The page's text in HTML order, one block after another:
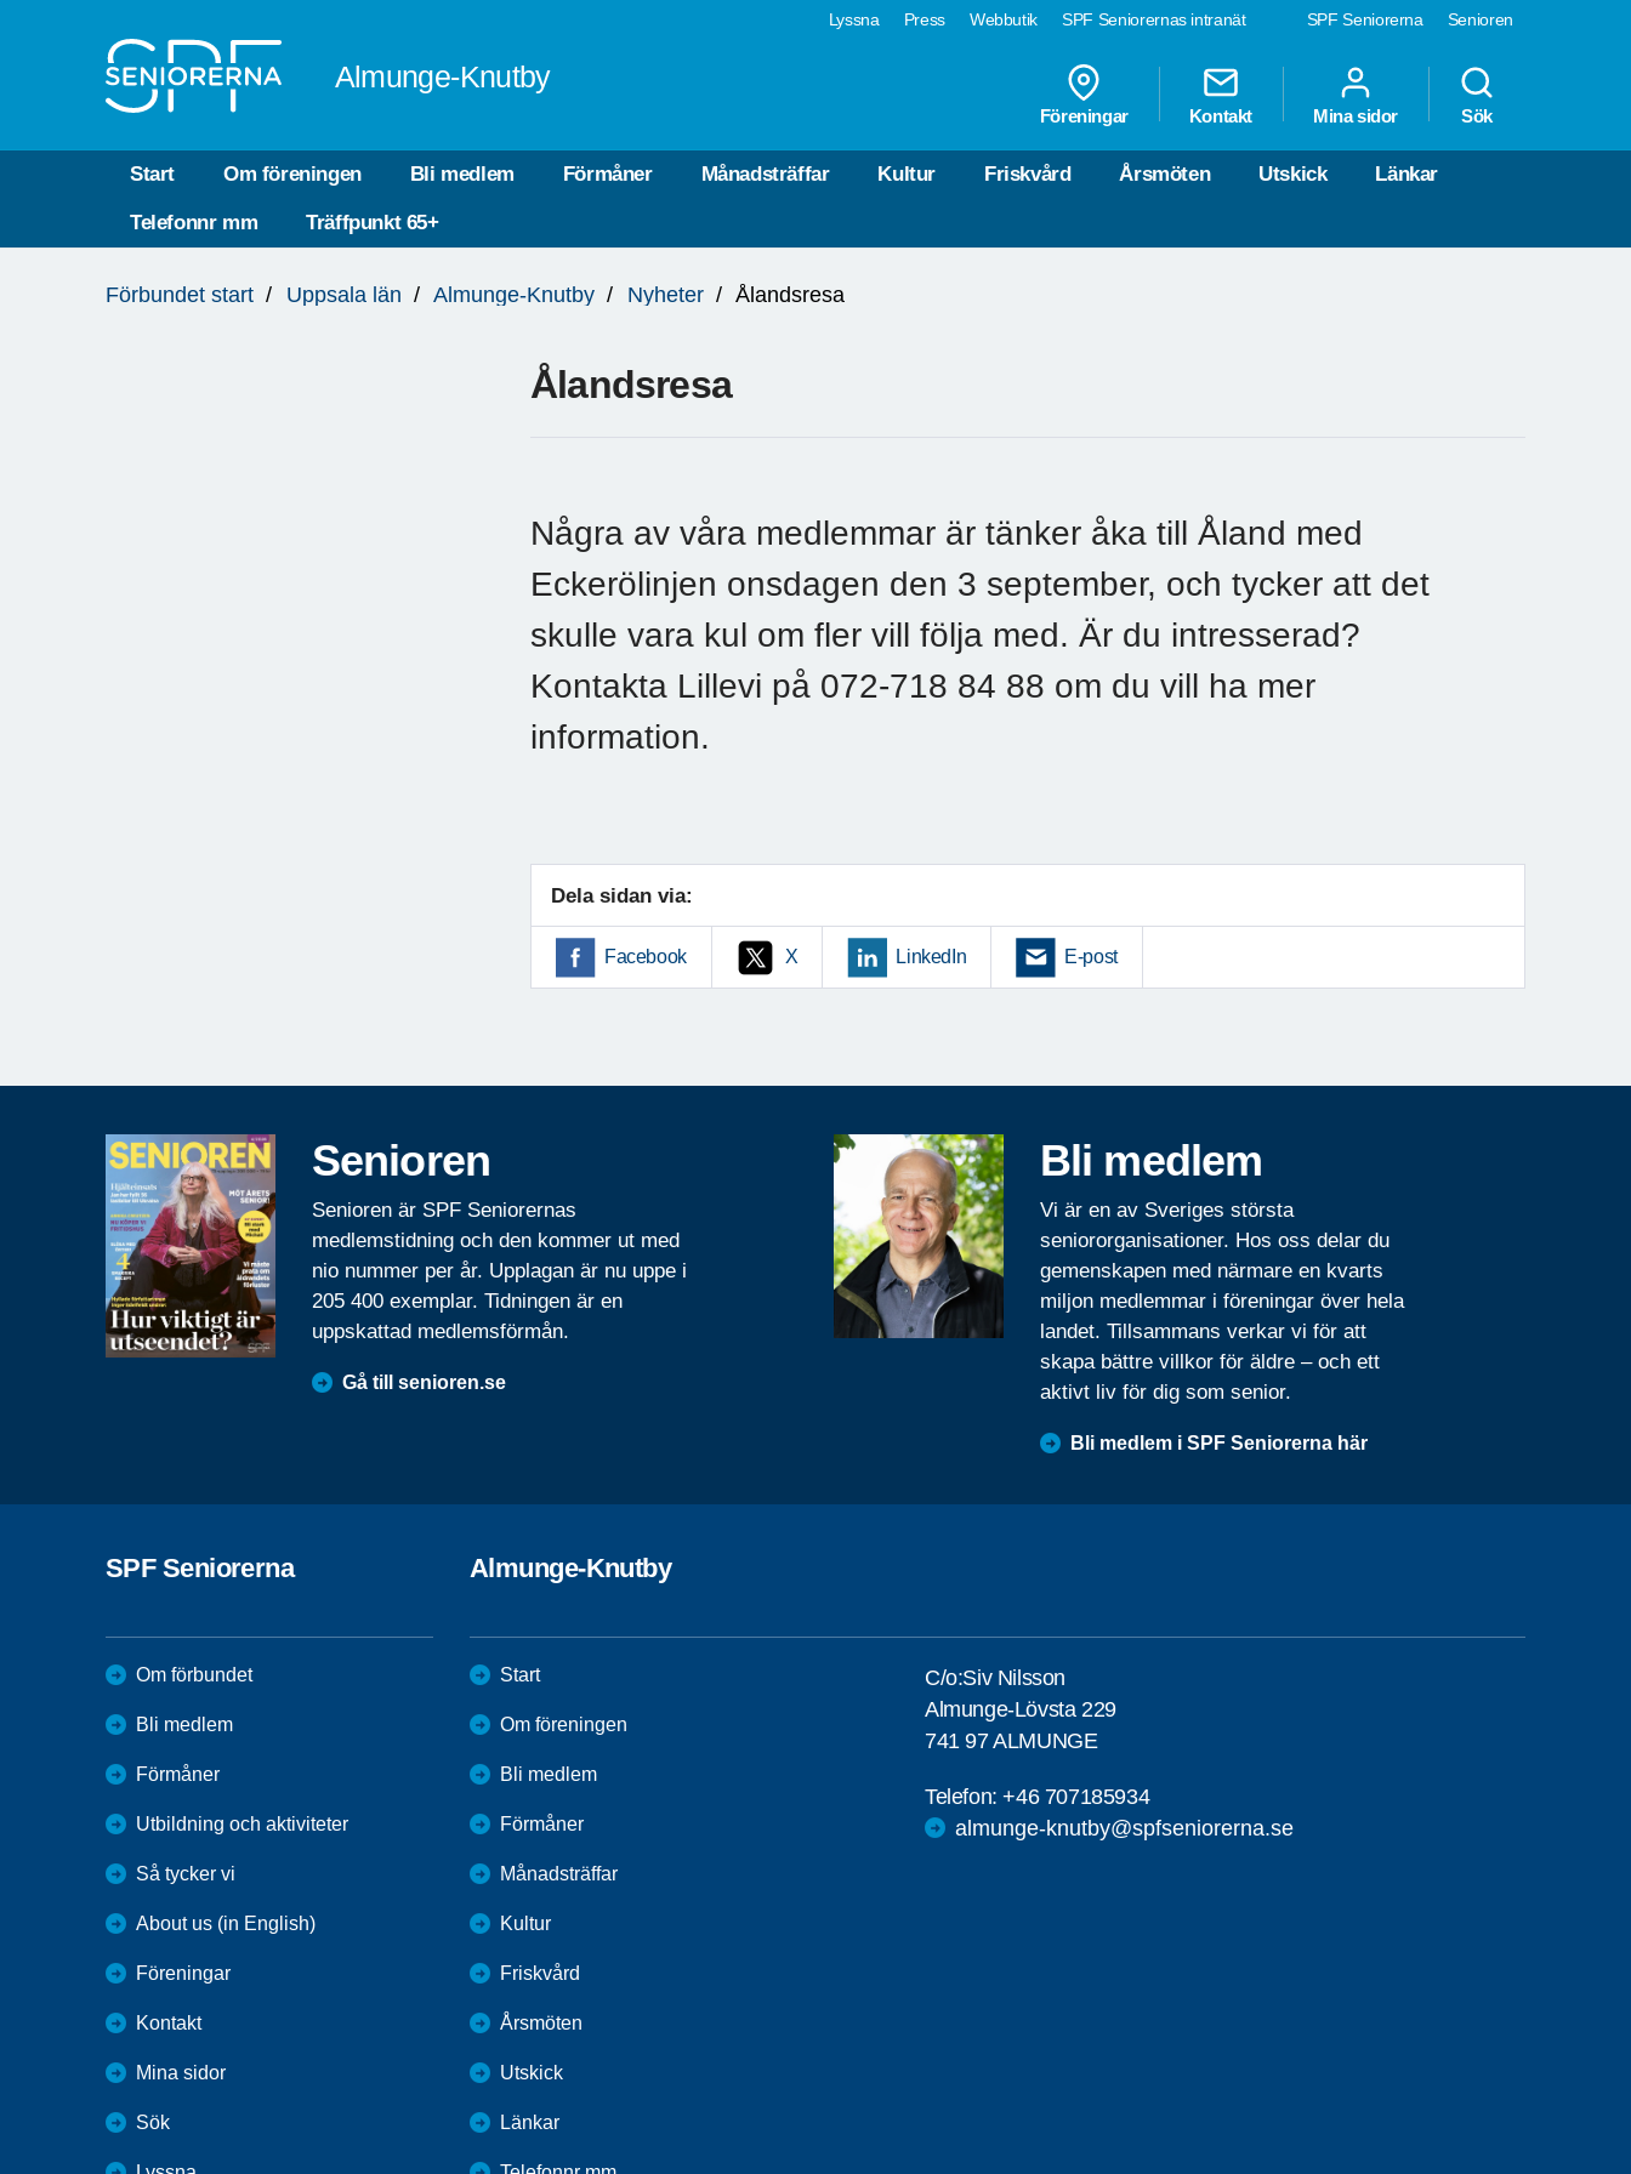
SPF Seniorerna Senioren
Lyssna Press Webbutik SPF Seniorernas intranät
Almunge-Knutby
Föreningar Kontakt Mina sidor Sök
Start Om föreningen Bli medlem Förmåner Månadsträffar Kultur Friskvård Årsmöten Utskick Länkar
Telefonnr mm Träffpunkt 65+
är
Förbundet start Uppsala län Almunge-Knutby Nyheter Ålandsresa
Ålandsresa
Några av våra medlemmar är tänker åka till Åland med
Eckerölinjen onsdagen den 3 september, och tycker att det
skulle vara kul om fler vill följa med. Är du intresserad?
Kontakta Lillevi på 072-718 84 88 om du vill ha mer
information.
Dela sidan via:
Facebook X LinkedIn E-post
Senioren
Senioren är SPF Seniorernas
medlemstidning och den kommer ut med
nio nummer per år. Upplagan är nu uppe i
205 400 exemplar. Tidningen är en
uppskattad medlemsförmån.
Gå till senioren.se
Bli medlem
Vi är en av Sveriges största
seniororganisationer. Hos oss delar du
gemenskapen med närmare en kvarts
miljon medlemmar i föreningar över hela
landet. Tillsammans verkar vi för att
skapa bättre villkor för äldre – och ett
aktivt liv för dig som senior.
Bli medlem i SPF Seniorerna här
SPF Seniorerna
Om förbundet
Bli medlem
Förmåner
Utbildning och aktiviteter
Så tycker vi
About us (in English)
Föreningar
Kontakt
Mina sidor
Sök
Almunge-Knutby
Start
Om föreningen
Bli medlem
Förmåner
Månadsträffar
Kultur
Friskvård
Årsmöten
Utskick
Länkar
C/o:Siv Nilsson
Almunge-Lövsta 229
741 97 ALMUNGE
Telefon:+46 707185934
almunge-knutby@spfseniorerna.se